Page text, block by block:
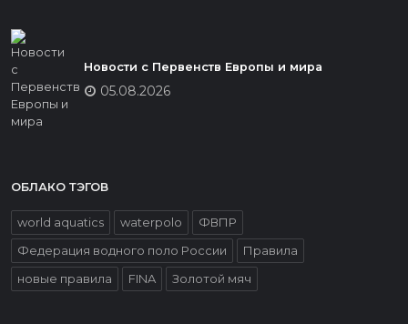
Новости с Первенств Европы и мира
05.08.2026
ОБЛАКО ТЭГОВ
world aquatics waterpolo
ФВПР
Федерация водного поло России
Правила
новые правила
FINA Золотой мяч